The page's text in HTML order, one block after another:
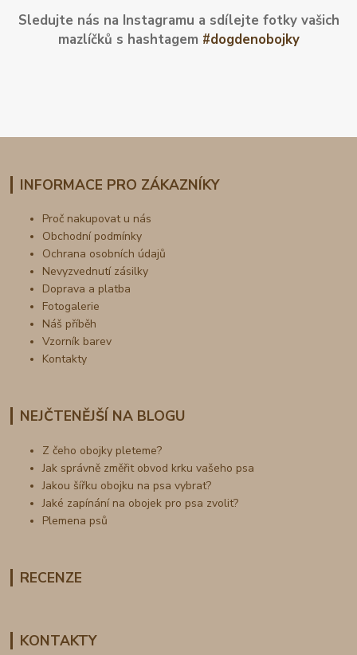
Sledujte nás na Instagramu a sdílejte fotky vašich
mazlíčků s hashtagem #dogdenobojky
INFORMACE PRO ZÁKAZNÍKY
Proč nakupovat u nás
Obchodní podmínky
Ochrana osobních údajů
Nevyzvednutí zásilky
Doprava a platba
Fotogalerie
Náš příběh
Vzorník barev
Kontakty
NEJČTENĚJŠÍ NA BLOGU
Z čeho obojky pleteme?
Jak správně změřit obvod krku vašeho psa
Jakou šířku obojku na psa vybrat?
Jaké zapínání na obojek pro psa zvolit?
Plemena psů
RECENZE
KONTAKTY